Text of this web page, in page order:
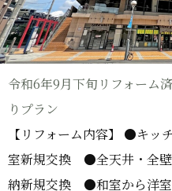
令和6年9月下旬リフォーム
りプラン
【リフォーム内容】 ●キッ
室新規交換 ●全天井・全
納新規交換 ●和室から洋